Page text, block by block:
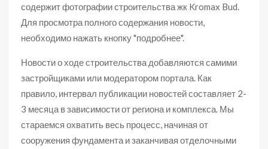
содержит фотографии строительства жк Kromax Bud.
Для просмотра полного содержания новости,
необходимо нажать кнопку "подробнее".
Новости о ходе строительства добавляются самими
застройщиками или модератором портала. Как
правило, интервал публикации новостей составляет 2-
3 месяца в зависимости от региона и комплекса. Мы
стараемся охватить весь процесс, начиная от
сооружения фундамента и заканчивая отделочными